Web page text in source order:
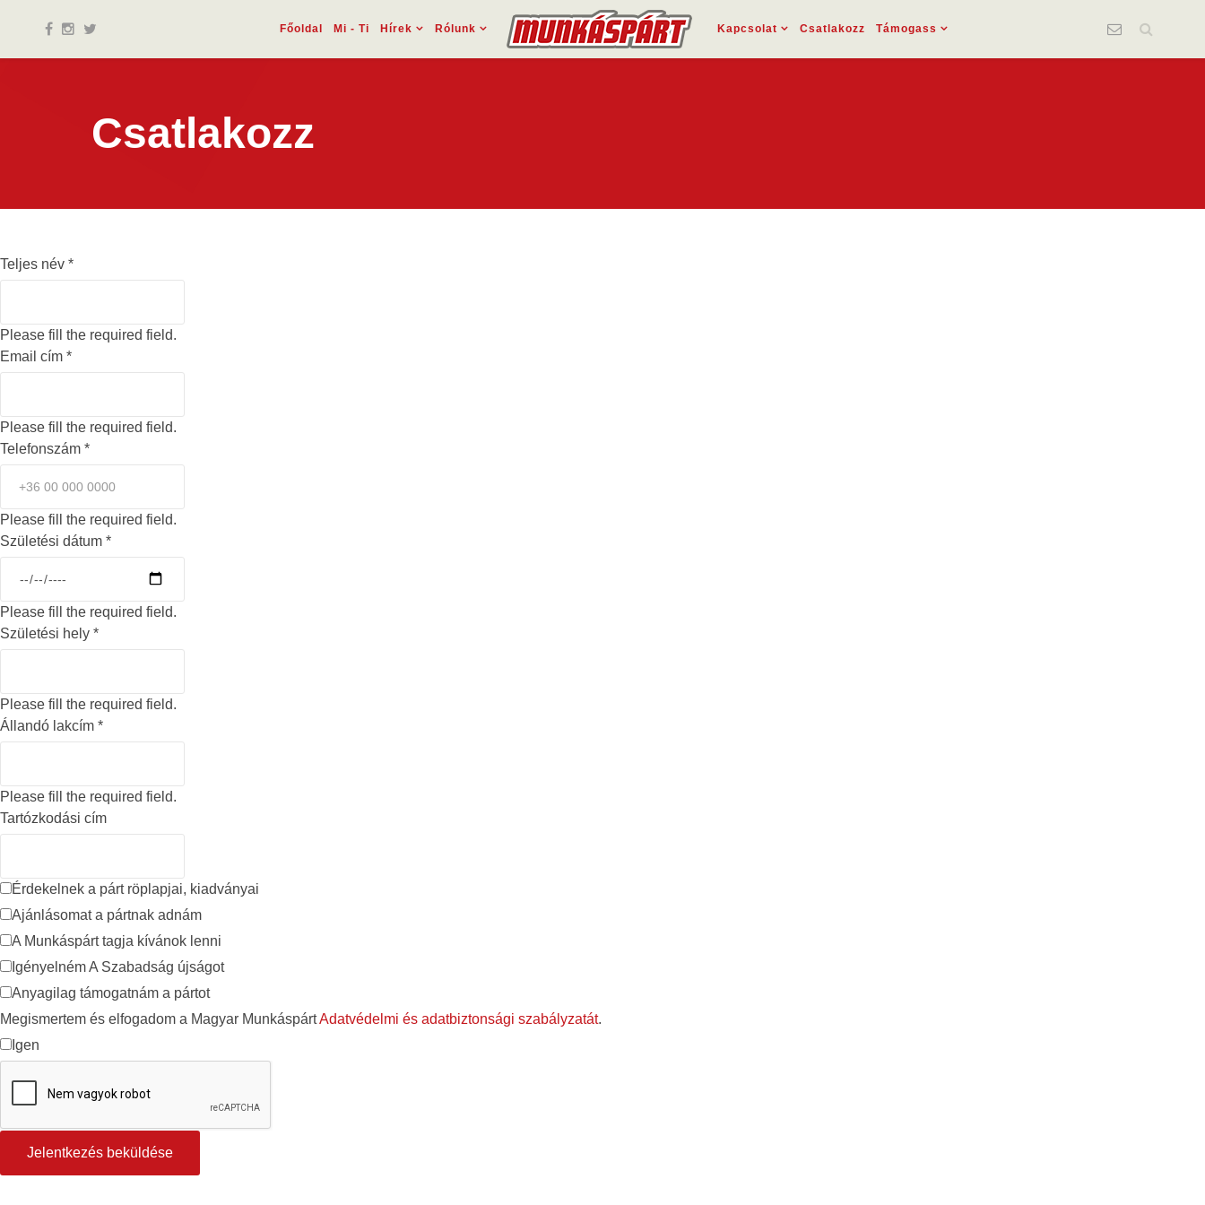
Főoldal Mi - Ti Hírek Rólunk Kapcsolat Csatlakozz Támogass
Csatlakozz
Teljes név *
Please fill the required field.
Email cím *
Please fill the required field.
Telefonszám *
Please fill the required field.
Születési dátum *
Please fill the required field.
Születési hely *
Please fill the required field.
Állandó lakcím *
Please fill the required field.
Tartózkodási cím
Érdekelnek a párt röplapjai, kiadványai
Ajánlásomat a pártnak adnám
A Munkáspárt tagja kívánok lenni
Igényelném A Szabadság újságot
Anyagilag támogatnám a pártot
Megismertem és elfogadom a Magyar MunkáspártAdatvédelmi és adatbiztonsági szabályzatát.
Igen
Jelentkezés beküldése